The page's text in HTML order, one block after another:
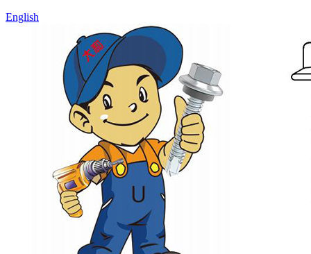
English